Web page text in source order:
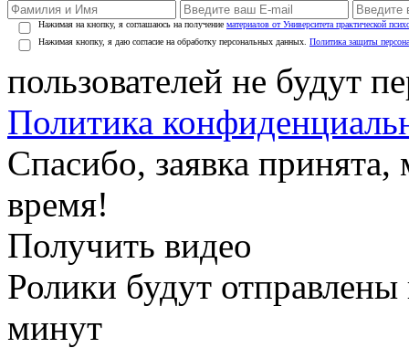
Нажимая на кнопку, я соглашаюсь на получение материалов от Университета практической
Нажимая кнопку, я даю согласие на обработку персональных данных. Политика защиты
пользователей не будут
Политика
Спасибо, заявка
время!
Получить видео
Ролики будут
минут